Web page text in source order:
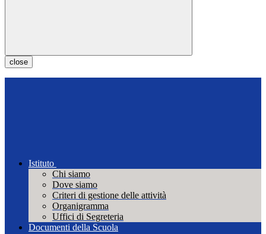
close
Istituto
Chi siamo
Dove siamo
Criteri di gestione delle attività
Organigramma
Uffici di Segreteria
Documenti della Scuola